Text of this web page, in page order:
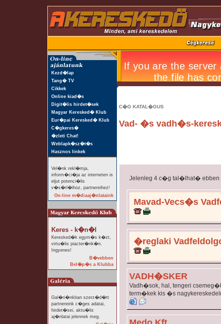
Kezd�lap
Tang� TV
Cikkek
Online kiad�s
Digit�lis hirdet�sek
Magyar Keresked� Klub
Eur�pai Keresked� Klub
C�gkeres�
�zleti Chat!
Weblapk�sz�t�s
Hasznos linkek
Vel�nk rekl�mja,
inform�ci�ja az interneten is
eljut potenci�lis
v�s�rl�ihoz, partnereihez!
On-line m�diaaj�nlataink
Keres - k�n�l
Keresked�k egym�s k�zt,
virtu�lis piacter�nk�n.
Ingyenes!
B�vebben
Bel�p�s a Klubba
Gal�ri�nkban szerz�d�tt
partnereink c�ges adatai,
hirdet�sei, aktu�lis
aj�nlatai jelennek meg.
C�G KATAL�GUS
Vad- �s vadh�s-
Jelenleg 4 c�g tal�lhat�
Mavad-Vecs�s
�reglaki
VADH�SKER
Vadh�sok, hal, tengeri
term�kek kis �s